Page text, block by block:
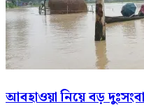
আবহাওয়া নিয়ে বড়